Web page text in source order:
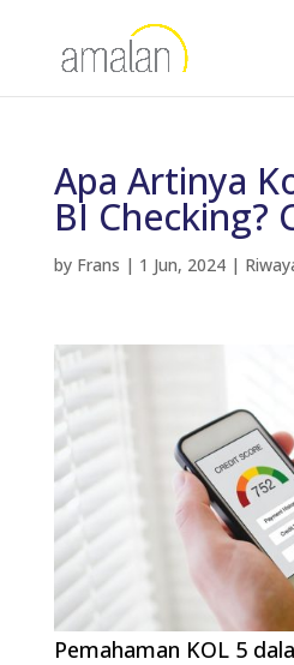
Apa Artinya
BI Checking?
by Frans | 1 Jun, 2024|
Pemahaman KOL 5